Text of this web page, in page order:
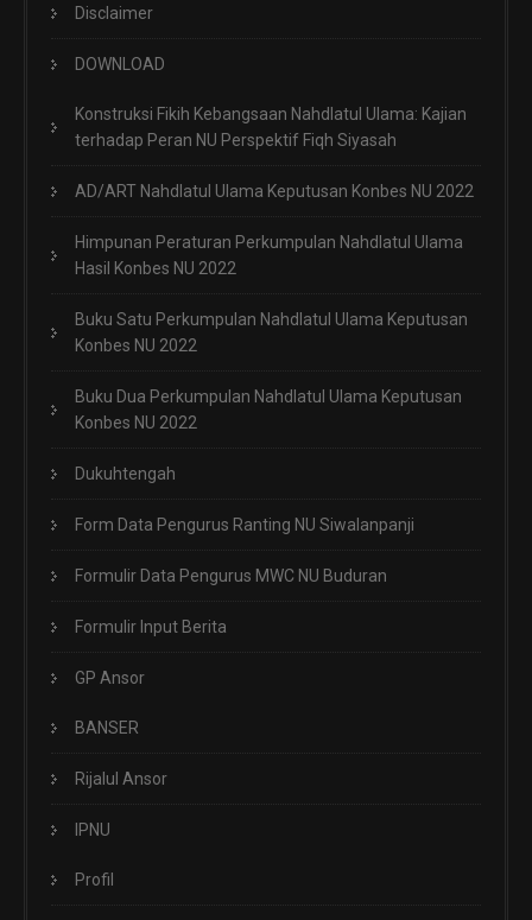
Disclaimer
DOWNLOAD
Konstruksi Fikih Kebangsaan Nahdlatul Ulama: Kajian
terhadap Peran NU Perspektif Fiqh Siyasah
AD/ART Nahdlatul Ulama Keputusan Konbes NU 2022
Himpunan Peraturan Perkumpulan Nahdlatul Ulama
Hasil Konbes NU 2022
Buku Satu Perkumpulan Nahdlatul Ulama Keputusan
Konbes NU 2022
Buku Dua Perkumpulan Nahdlatul Ulama Keputusan
Konbes NU 2022
Dukuhtengah
Form Data Pengurus Ranting NU Siwalanpanji
Formulir Data Pengurus MWC NU Buduran
Formulir Input Berita
GP Ansor
BANSER
Rijalul Ansor
IPNU
Profil